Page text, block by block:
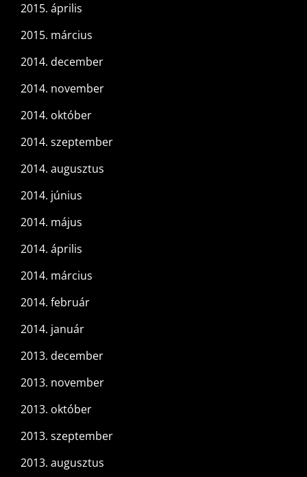
2015. április
2015. március
2014. december
2014. november
2014. október
2014. szeptember
2014. augusztus
2014. június
2014. május
2014. április
2014. március
2014. február
2014. január
2013. december
2013. november
2013. október
2013. szeptember
2013. augusztus